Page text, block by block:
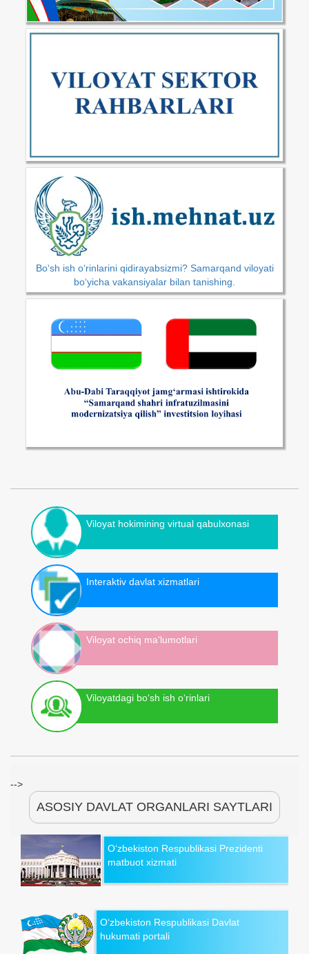
Bo‘sh ish o‘rinlarini qidirayabsizmi? Samarqand viloyati
bo‘yicha vakansiyalar bilan tanishing.
Viloyat hokimining virtual qabulxonasi
Interaktiv davlat xizmatlari
Viloyat ochiq ma'lumotlari
Viloyatdagi bo‘sh ish o‘rinlari
-->
ASOSIY DAVLAT ORGANLARI SAYTLARI
O‘zbekiston Respublikasi Prezidenti
matbuot xizmati
O‘zbekiston Respublikasi Davlat
hukumati portali